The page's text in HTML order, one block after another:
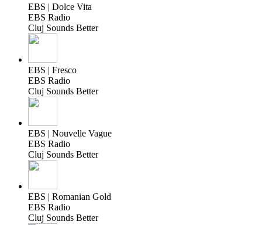
EBS | Dolce Vita
EBS Radio
Cluj Sounds Better
EBS | Fresco
EBS Radio
Cluj Sounds Better
EBS | Nouvelle Vague
EBS Radio
Cluj Sounds Better
EBS | Romanian Gold
EBS Radio
Cluj Sounds Better